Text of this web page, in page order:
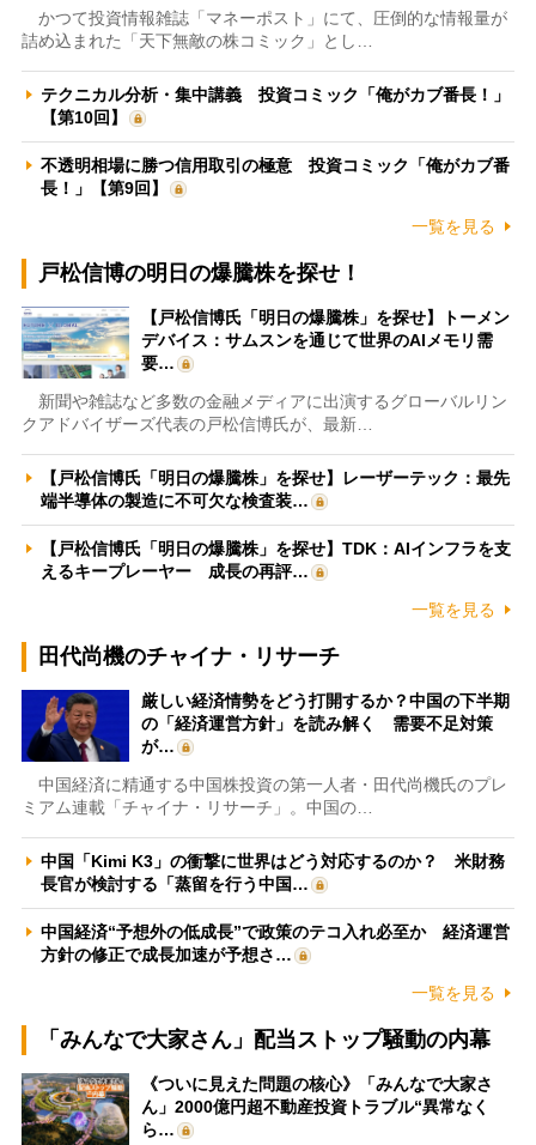
かつて投資情報雑誌「マネーポスト」にて、圧倒的な情報量が
詰め込まれた「天下無敵の株コミック」とし…
テクニカル分析・集中講義 投資コミック「俺がカブ番長！」
【第10回】
不透明相場に勝つ信用取引の極意 投資コミック「俺がカブ番
長！」【第9回】
一覧を見る
戸松信博の明日の爆騰株を探せ！
【戸松信博氏「明日の爆騰株」を探せ】トーメン
デバイス：サムスンを通じて世界のAIメモリ需
要…
新聞や雑誌など多数の金融メディアに出演するグローバルリン
クアドバイザーズ代表の戸松信博氏が、最新…
【戸松信博氏「明日の爆騰株」を探せ】レーザーテック：最先
端半導体の製造に不可欠な検査装…
【戸松信博氏「明日の爆騰株」を探せ】TDK：AIインフラを支
えるキープレーヤー 成長の再評…
一覧を見る
田代尚機のチャイナ・リサーチ
厳しい経済情勢をどう打開するか？中国の下半期
の「経済運営方針」を読み解く 需要不足対策
が…
中国経済に精通する中国株投資の第一人者・田代尚機氏のプレ
ミアム連載「チャイナ・リサーチ」。中国の…
中国「Kimi K3」の衝撃に世界はどう対応するのか？ 米財務
長官が検討する「蒸留を行う中国…
中国経済“予想外の低成長”で政策のテコ入れ必至か 経済運営
方針の修正で成長加速が予想さ…
一覧を見る
「みんなで大家さん」配当ストップ騒動の内幕
《ついに見えた問題の核心》「みんなで大家さ
ん」2000億円超不動産投資トラブル“異常なく
ら…